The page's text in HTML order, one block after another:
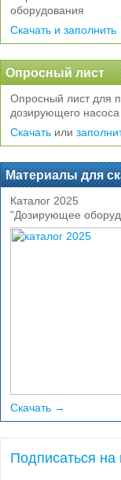
оборудования
Скачать и заполнить
Опросный лист
Опросный лист для
дозирующего насоса
Скачать или
Материалы для
Каталог 2025
"Дозирующее
Скачать →
Подписаться на